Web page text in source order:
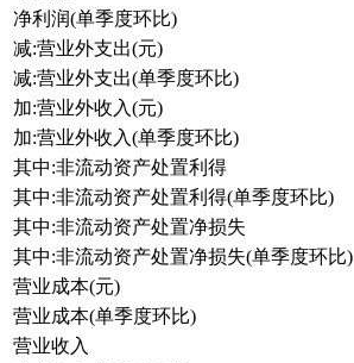
净利润(单季度环比)
减:营业外支出(元)
减:营业外支出(单季度环比)
加:营业外收入(元)
加:营业外收入(单季度环比)
其中:非流动资产处置利得
其中:非流动资产处置利得(单季度环比)
其中:非流动资产处置净损失
其中:非流动资产处置净损失(单季度环比)
营业成本(元)
营业成本(单季度环比)
营业收入